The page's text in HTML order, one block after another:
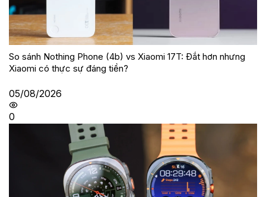
So sánh Nothing Phone (4b) vs Xiaomi 17T: Đắt hơn nhưng
Xiaomi có thực sự đáng tiền?
05/08/2026
0